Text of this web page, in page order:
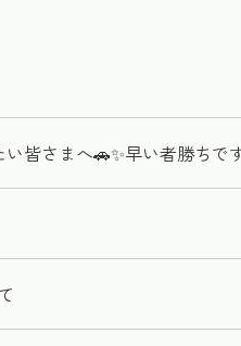
皆さまへ🚗✨早い者勝ちで